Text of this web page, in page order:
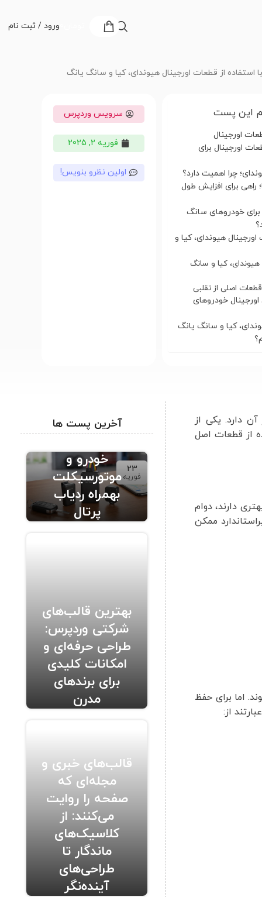
ورود / ثبت نام
استفاده از قطعات اورجینال هیوندای، کیا و سانگ یانگ
این پست
اورجینال
اورجینال برای
چرا اهمیت دارد؟
راهی برای افزایش طول
برای خودروهای سانگ
هیوندای، کیا و
هیوندای، کیا و سانگ
اصلی از تقلبی
خودروهای
کیا و سانگ یانگ
سرویس وردپرس
فوریه 2, 2025
اولین نظرو بنویس!
دارد. یکی از
از قطعات اصل
دارند، دوام
ممکن
اما برای حفظ
از:
آخرین پست ها
23
فوریه
خودرو و
موتورسیکلت
بهمراه ردیاب
پرتال
بهترین قالب‌های
شرکتی وردپرس:
طراحی حرفه‌ای و
امکانات کلیدی
برای برندهای
مدرن
قالب‌های خبری و
مجله‌ای که
صفحه را روایت
می‌کنند: از
کلاسیک‌های
ماندگار تا
طراحی‌های
آینده‌نگر